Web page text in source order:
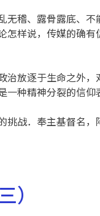
稽、露骨露底、
样说，传媒的确
放逐于生命之外
种精神分裂的信仰
战．奉主基督名，